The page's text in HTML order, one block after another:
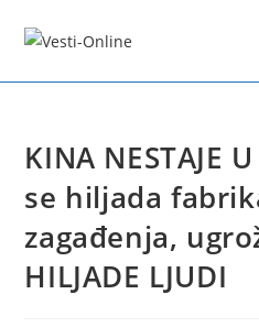
KINA NESTAJE
se hiljada
zagađenja,
HILJADE LJUDI